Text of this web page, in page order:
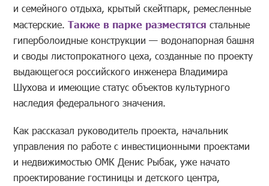
и семейного отдыха, крытый скейтпарк, ремесленные
мастерские.Также в парке разместятся стальные
гиперболоидные конструкции — водонапорная башня
и своды листопрокатного цеха, созданные по проекту
выдающегося российского инженера Владимира
Шухова и имеющие статус объектов культурного
наследия федерального значения.
Как рассказал руководитель проекта, начальник
управления по работе с инвестиционными проектами
и недвижимостью ОМК Денис Рыбак, уже начато
проектирование гостиницы и детского центра,